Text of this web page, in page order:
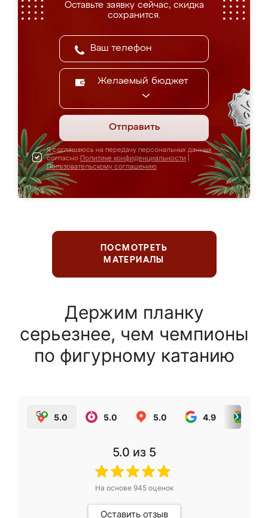
Оставьте заявку сейчас, скидка
сохранится.
Желаемый бюджет
Отправить
Я соглашаюсь на передачу персональных данных
согласно Политике конфиденциальности
Пользовательскому соглашению
ПОСМОТРЕТЬ
МАТЕРИАЛЫ
Держим планку
серьезнее, чем чемпионы
по фигурному катанию
5.0 5.0 5.0 4.9
5.0 из 5
На основе 945оценок
Оставить отзыв